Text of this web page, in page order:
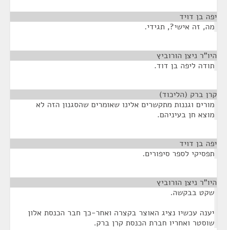
יפה בן דויד
מה, זה אישי?, תגידי.
היו"ר ניצן הורוביץ
תודה ליפה בן דוד.
קרן ברק (הליכוד)
מורים וגננות מתקשרים אלינו שאומרים שהסגנון הזה לא
מוצא חן בעיניהם.
יפה בן דויד
תפסיקי לספר סיפורים.
היו"ר ניצן הורוביץ
שקט בבקשה.
יענה עכשיו נציג האוצר בקצרה ואחר-כך חבר הכנסת אלון
שוסטר ואחריו חברת הכנסת קרן ברק.